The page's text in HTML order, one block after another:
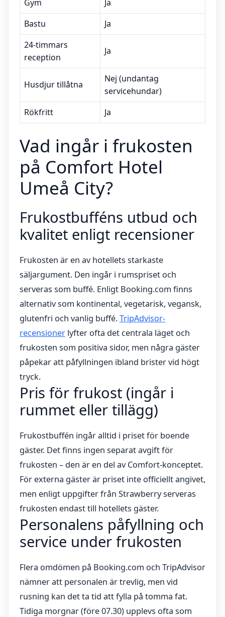
Gym
Ja
Bastu
Ja
24-timmars
reception
Ja
Husdjur tillåtna
Nej (undantag
servicehundar)
Rökfritt
Ja
Vad ingår i frukosten
på Comfort Hotel
Umeå City?
Frukostbufféns utbud och
kvalitet enligt recensioner
Frukosten är en av hotellets starkaste
säljargument. Den ingår i rumspriset och
serveras som buffé. Enligt Booking.com finns
alternativ som kontinental, vegetarisk, vegansk,
glutenfri och vanlig buffé.TripAdvisor-
recensioner lyfter ofta det centrala läget och
frukosten som positiva sidor, men några gäster
påpekar att påfyllningen ibland brister vid högt
tryck.
Pris för frukost (ingår i
rummet eller tillägg)
Frukostbuffén ingår alltid i priset för boende
gäster. Det finns ingen separat avgift för
frukosten – den är en del av Comfort-konceptet.
För externa gäster är priset inte officiellt angivet,
men enligt uppgifter från Strawberry serveras
frukosten endast till hotellets gäster.
Personalens påfyllning och
service under frukosten
Flera omdömen på Booking.com och TripAdvisor
nämner att personalen är trevlig, men vid
rusning kan det ta tid att fylla på tomma fat.
Tidiga morgnar (före 07.30) upplevs ofta som